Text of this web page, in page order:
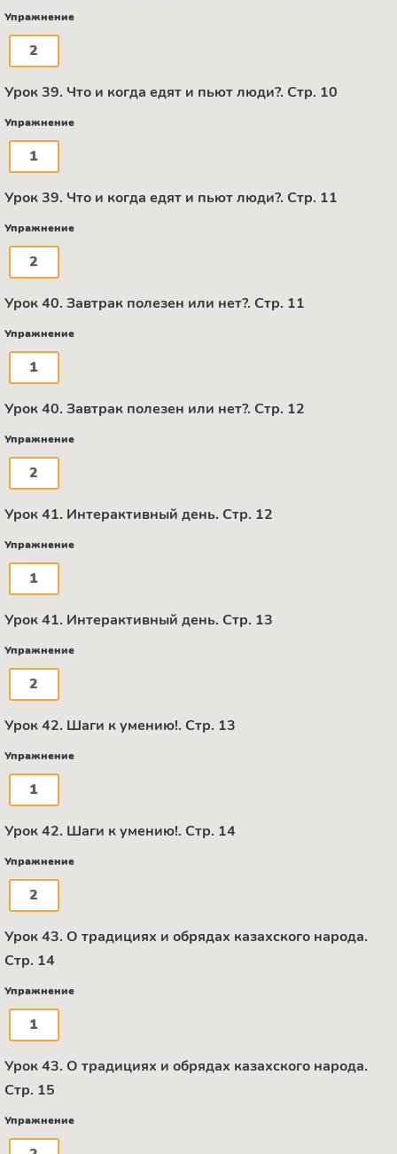
Упражнение
2
Урок 39. Что и когда едят и пьют люди?. Стр. 10
Упражнение
1
Урок 39. Что и когда едят и пьют люди?. Стр. 11
Упражнение
2
Урок 40. Завтрак полезен или нет?. Стр. 11
Упражнение
1
Урок 40. Завтрак полезен или нет?. Стр. 12
Упражнение
2
Урок 41. Интерактивный день. Стр. 12
Упражнение
1
Урок 41. Интерактивный день. Стр. 13
Упражнение
2
Урок 42. Шаги к умению!. Стр. 13
Упражнение
1
Урок 42. Шаги к умению!. Стр. 14
Упражнение
2
Урок 43. О традициях и обрядах казахского народа.
Стр. 14
Упражнение
1
Урок 43. О традициях и обрядах казахского народа.
Стр. 15
Упражнение